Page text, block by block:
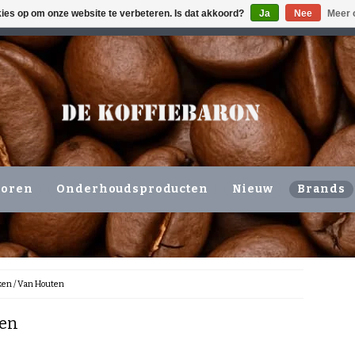
VOLGENDE WERKDAG !!! OF OPHALEN
Onderhoudsproducten Nieuw Brands
/Van Houten
op om onze website te verbeteren. Is dat akkoord? Ja Nee Meer